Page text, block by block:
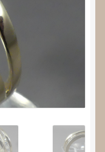
uitvouwen